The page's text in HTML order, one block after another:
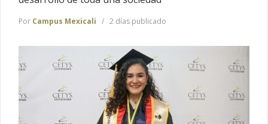
Por Campus Mexicali 2 días publicado